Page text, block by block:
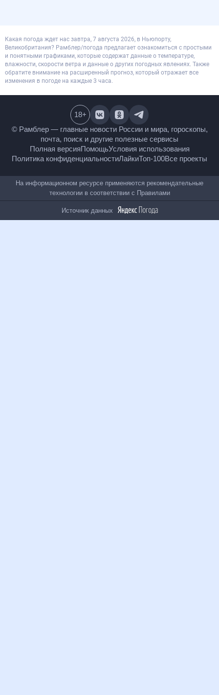
Какая погода ждет нас завтра, 7 августа 2026, в Ньюпорту,
Великобритания? Рамблер/погода предлагает ознакомиться с простыми
и понятными графиками, которые содержат данные о температуре,
влажности, скорости ветра и данные о других погодных явлениях. Также
обратите внимание на расширенный прогноз, который отражает все
изменения в погоде на каждые 3 часа.
© Рамблер — главные новости России и мира,
гороскопы, почта, поиск и другие полезные сервисы
Полная версияПомощьУсловия использования
Политика конфиденциальностиЛайкиТоп-100
18+
На информационном ресурсе применяются
рекомендательные технологии в соответствии сПравилами
Источник данных